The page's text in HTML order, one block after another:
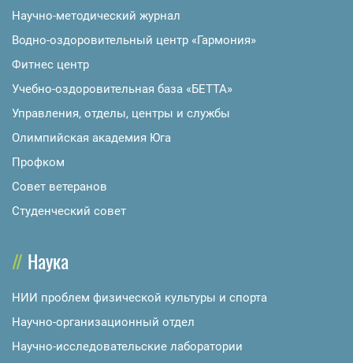
Научно-методический журнал
Водно-оздоровительный центр «Гармония»
Фитнес центр
Учебно-оздоровительная база «БЕТТА»
Управления, отделы, центры и службы
Олимпийская академия Юга
Профком
Совет ветеранов
Студенческий совет
Наука
НИИ проблем физической культуры и спорта
Научно-организационный отдел
Научно-исследовательские лаборатории